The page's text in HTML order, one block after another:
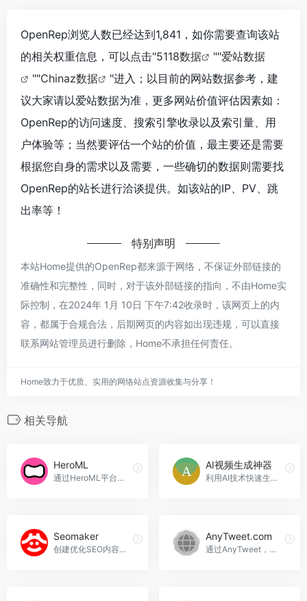
OpenRep浏览人数已经达到1,841，如你需要查询该站
的相关权重信息，可以点击"5118数据 ""爱站数据
""Chinaz数据
"进入；以目前的网站数据参考，建
议大家请以爱站数据为准，更多网站价值评估因素如：
OpenRep的访问速度、搜索引擎收录以及索引量、用
户体验等；当然要评估一个站的价值，最主要还是需要
根据您自身的需求以及需要，一些确切的数据则需要找
OpenRep的站长进行洽谈提供。如该站的IP、PV、跳
出率等！
特别声明
本站Home提供的OpenRep都来源于网络，不保证外部链接的
准确性和完整性，同时，对于该外部链接的指向，不由Home实
际控制，在2024年 1月 10日 下午7:42收录时，该网页上的内
容，都属于合规合法，后期网页的内容如出现违规，可以直接
联系网站管理员进行删除，Home不承担任何责任。
Home致力于优质、实用的网络站点资源收集与分享！
相关导航
HeroML
通过HeroML平台快速创建各种AI应用程序，HeroML官网入口网址
AI视频生成神器
利用AI技术快速生成视频内容
Seomaker
创建优化SEO内容的最佳AI工具，Seomaker官网入口网址
AnyTweet.com
通过AnyTweet，你可以将自己的推文制作成独特的商品，并赚取收入。只需几步，你就可以创建自己的商品店铺，并与世界分享，AnyTweet.com官网入口网址